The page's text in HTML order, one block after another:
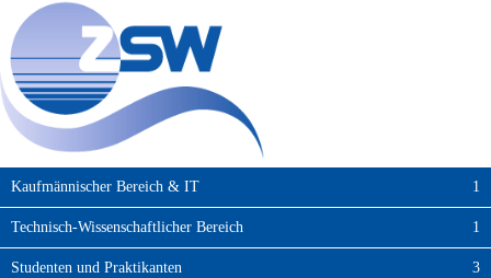
Kaufmännischer Bereich & IT 1
Technisch-Wissenschaftlicher Bereich 1
Studenten und Praktikanten 3